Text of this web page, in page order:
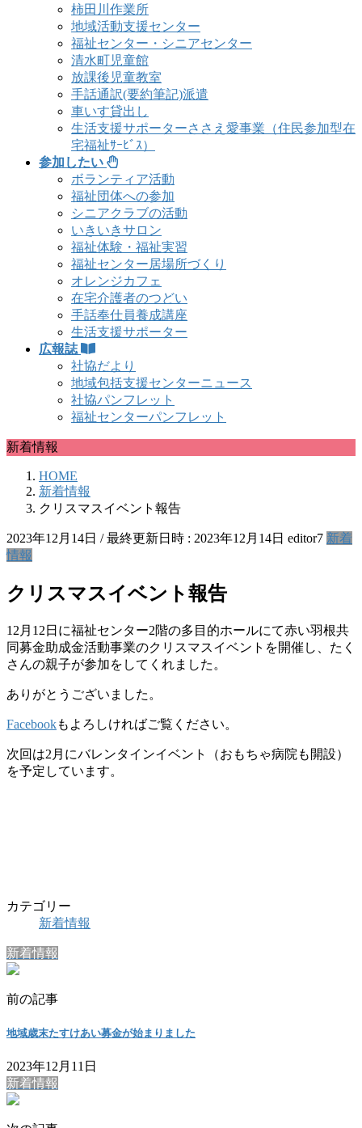
柿田川作業所
地域活動支援センター
福祉センター・シニアセンター
清水町児童館
放課後児童教室
手話通訳(要約筆記)派遣
車いす貸出し
生活支援サポーターささえ愛事業（住民参加型在
宅福祉ｻｰﾋﾞｽ）
参加したい
ボランティア活動
福祉団体への参加
シニアクラブの活動
いきいきサロン
福祉体験・福祉実習
福祉センター居場所づくり
オレンジカフェ
在宅介護者のつどい
手話奉仕員養成講座
生活支援サポーター
広報誌
社協だより
地域包括支援センターニュース
社協パンフレット
福祉センターパンフレット
新着情報
HOME
新着情報
クリスマスイベント報告
2023年12月14日 / 最終更新日時 : 2023年12月14日 editor7 新着
情報
クリスマスイベント報告
12月12日に福祉センター2階の多目的ホールにて赤い羽根共
同募金助成金活動事業のクリスマスイベントを開催し、たく
さんの親子が参加をしてくれました。
ありがとうございました。
Facebookもよろしければご覧ください。
次回は2月にバレンタインイベント（おもちゃ病院も開設）
を予定しています。
カテゴリー
新着情報
新着情報
前の記事
地域歳末たすけあい募金が始まりました
2023年12月11日
新着情報